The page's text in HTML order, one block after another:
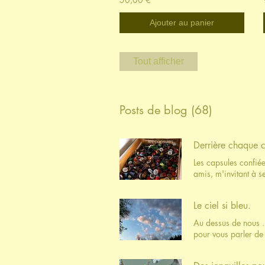
Ajouter au panier
Tout afficher
Posts de blog (68)
Derrière chaque
Les capsules
amis, m'invitant à
a choisi les caps
les caps qu'elle
belles caps roses
une fois par an
Le ciel si bleu.
Au dessus de nous
pour vous parler